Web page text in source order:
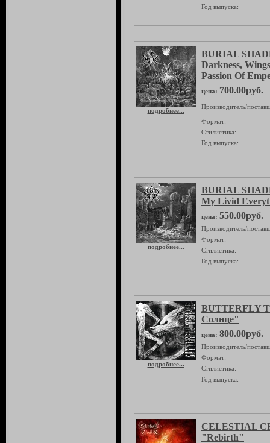
Год выпуска:
подробнее...
BURIAL
Darkness,
Passion Of
цена: 700.00руб.
Производитель/
Формат:
Стилистика:
Год выпуска:
подробнее...
BURIAL
My Livid
цена: 550.00руб.
Производитель/
Формат:
Стилистика:
Год выпуска:
подробнее...
BUTTERFLY
Солнце"
цена: 800.00руб.
Производитель/
Формат:
Стилистика:
Год выпуска:
CELESTIAL
"Rebirth"